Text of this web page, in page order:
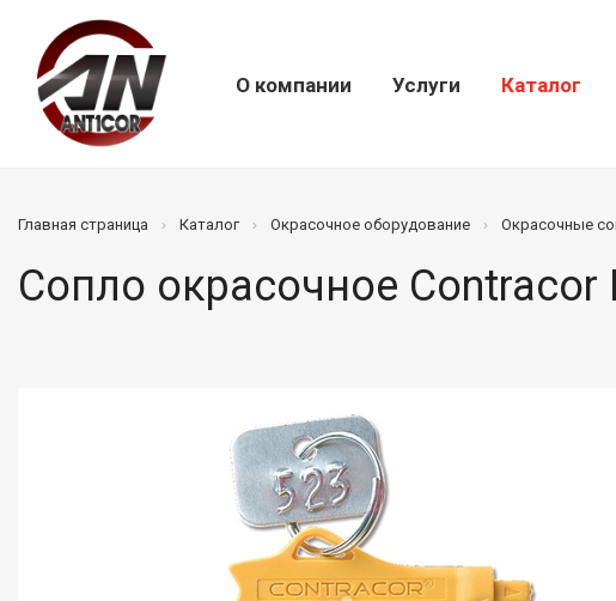
О компании Услуги Каталог
Главная страница Каталог Окрасочное оборудование Окрасочные
Сопло окрасочное Contracor